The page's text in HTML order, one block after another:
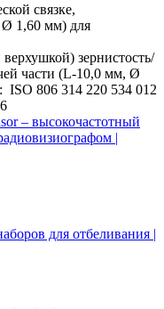
связке,
Ø 1,60 мм) для
зернистость/
части (L-10,0 мм, Ø
ISO 806 314 220 534 012
– высокочастотный
|
для отбеливания |